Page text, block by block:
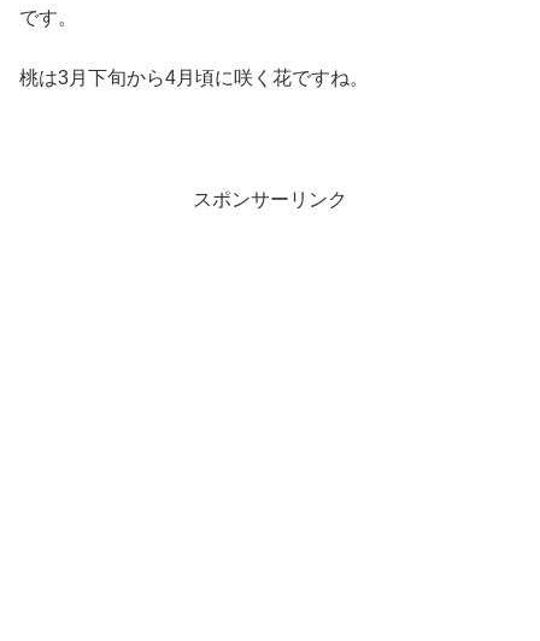
です。
桃は3月下旬から4月頃に咲く花ですね。
スポンサーリンク